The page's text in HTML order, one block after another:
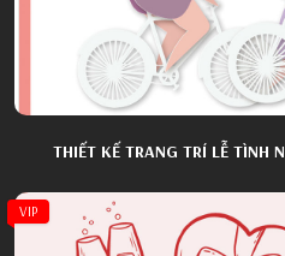
THIẾT KẾ TRANG TRÍ LỄ TÌNH
VIP